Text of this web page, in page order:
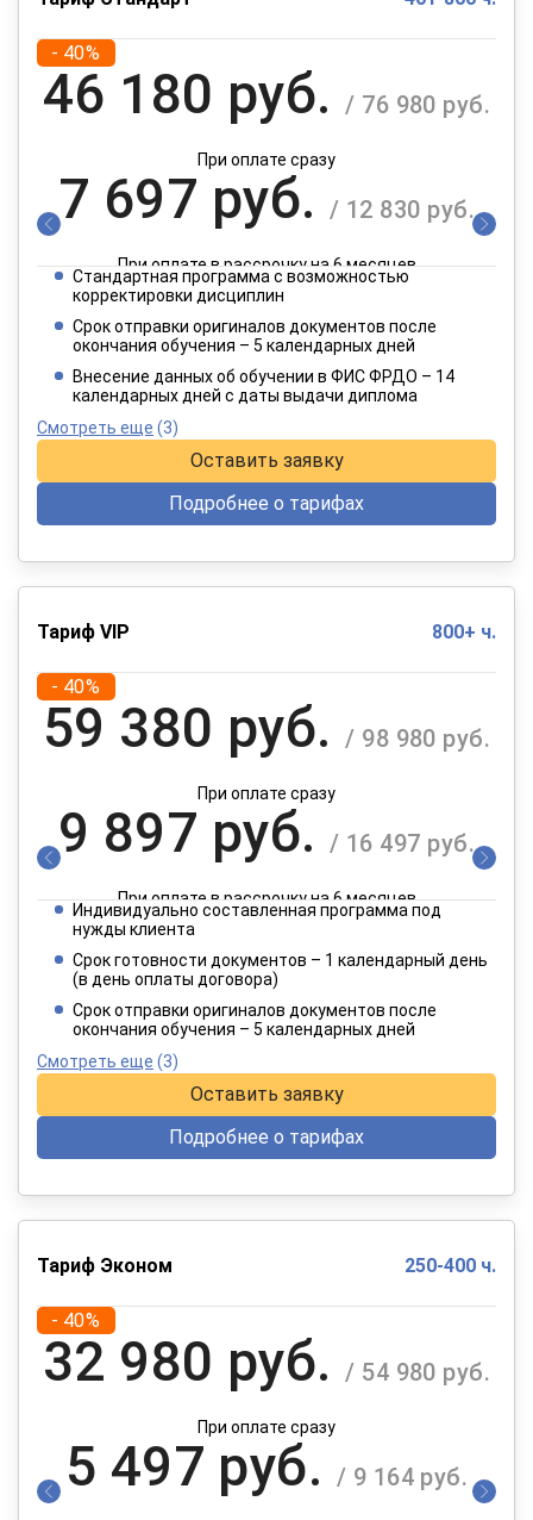
- 40%
46 180 руб. / 76 980 руб.
При оплате сразу
7 697 руб. / 12 830 руб.
При оплате в рассрочку на 6 месяцев
3 849 руб.
При оплате в рассрочку на 12 месяцев
Стандартная программа с возможностью
корректировки дисциплин
Срок отправки оригиналов документов после
окончания обучения – 5 календарных дней
Внесение данных об обучении в ФИС ФРДО – 14
календарных дней с даты выдачи диплома
Смотреть еще (3)
Оставить заявку
Подробнее о тарифах
Тариф VIP 800+ ч.
- 40%
59 380 руб. / 98 980 руб.
При оплате сразу
9 897 руб. / 16 497 руб.
При оплате в рассрочку на 6 месяцев
4 949 руб. / 8 249 руб.
При оплате в рассрочку на 12 месяцев
Индивидуально составленная программа под
нужды клиента
Срок готовности документов – 1 календарный день
(в день оплаты договора)
Срок отправки оригиналов документов после
окончания обучения – 5 календарных дней
Смотреть еще (3)
Оставить заявку
Подробнее о тарифах
Тариф Эконом 250-400 ч.
- 40%
32 980 руб. / 54 980 руб.
При оплате сразу
5 497 руб. / 9 164 руб.